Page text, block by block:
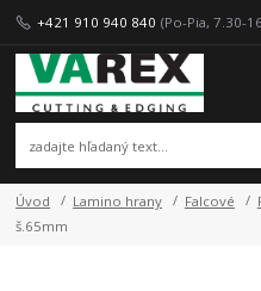
+421 910 940 840 (Po-Pia, 7.30-
Úvod Lamino hrany Falcové
š.65mm